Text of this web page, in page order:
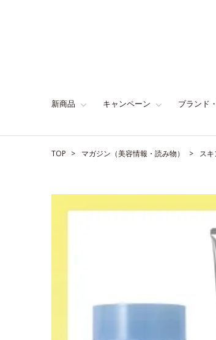
新商品 キャンペーン ブランド
TOP マガジン（美容情報・読み物） ス